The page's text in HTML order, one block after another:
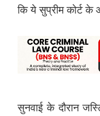
कि ये सुप्रीम कोर्ट के
सुनवाई के दौरान